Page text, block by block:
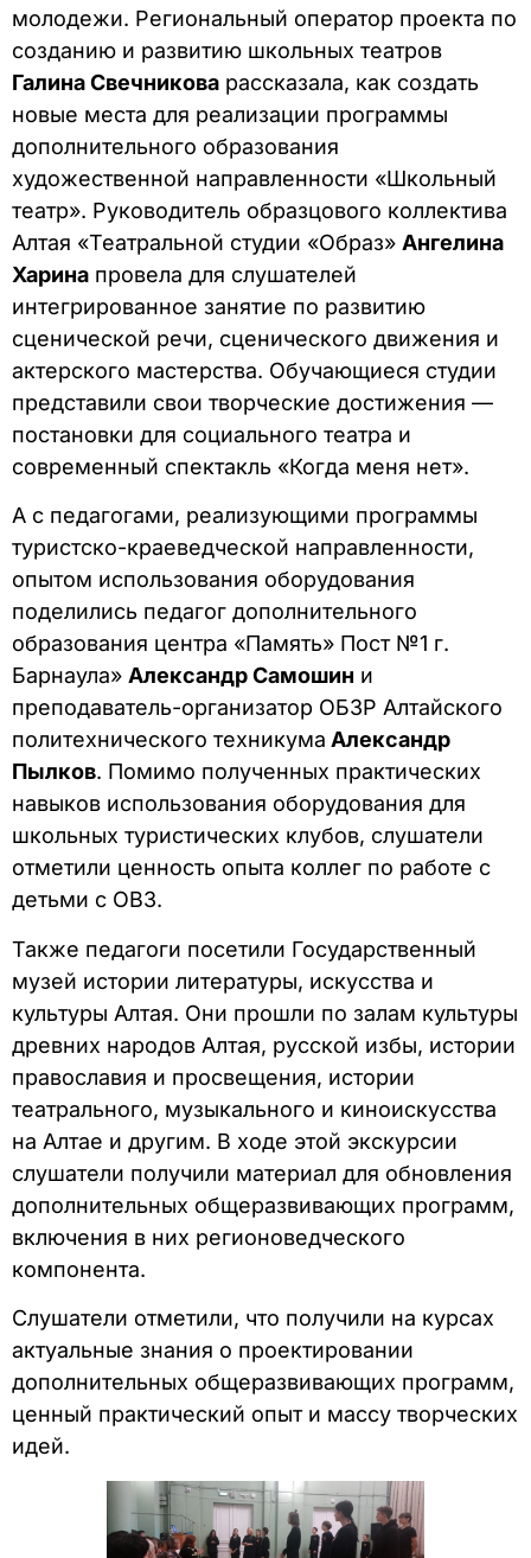
молодежи. Региональный оператор проекта по
созданию и развитию школьных театров
Галина Свечникова рассказала, как создать
новые места для реализации программы
дополнительного образования
художественной направленности «Школьный
театр». Руководитель образцового коллектива
Алтая «Театральной студии «Образ» Ангелина
Харина провела для слушателей
интегрированное занятие по развитию
сценической речи, сценического движения и
актерского мастерства. Обучающиеся студии
представили свои творческие достижения —
постановки для социального театра и
современный спектакль «Когда меня нет».
А с педагогами, реализующими программы
туристско-краеведческой направленности,
опытом использования оборудования
поделились педагог дополнительного
образования центра «Память» Пост №1 г.
Барнаула» Александр Самошин и
преподаватель-организатор ОБЗР Алтайского
политехнического техникума Александр
Пылков. Помимо полученных практических
навыков использования оборудования для
школьных туристических клубов, слушатели
отметили ценность опыта коллег по работе с
детьми с ОВЗ.
Также педагоги посетили Государственный
музей истории литературы, искусства и
культуры Алтая. Они прошли по залам культуры
древних народов Алтая, русской избы, истории
православия и просвещения, истории
театрального, музыкального и киноискусства
на Алтае и другим. В ходе этой экскурсии
слушатели получили материал для обновления
дополнительных общеразвивающих программ,
включения в них регионоведческого
компонента.
Слушатели отметили, что получили на курсах
актуальные знания о проектировании
дополнительных общеразвивающих программ,
ценный практический опыт и массу творческих
идей.